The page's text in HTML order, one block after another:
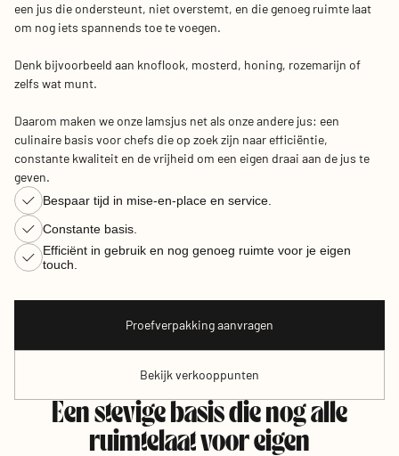
een jus die ondersteunt, niet overstemt, en die genoeg ruimte laat
om nog iets spannends toe te voegen.
Denk bijvoorbeeld aan knoflook, mosterd, honing, rozemarijn of
zelfs wat munt.
Daarom maken we onze lamsjus net als onze andere jus: een
culinaire basis voor chefs die op zoek zijn naar efficiëntie,
constante kwaliteit en de vrijheid om een eigen draai aan de jus te
geven.
Bespaar tijd in mise-en-place en service.
Constante basis.
Efficiënt in gebruik en nog genoeg ruimte voor je eigen
touch.
Proefverpakking aanvragen
Bekijk verkooppunten
Een stevige basis die nog alle
ruimtelaat voor eigen